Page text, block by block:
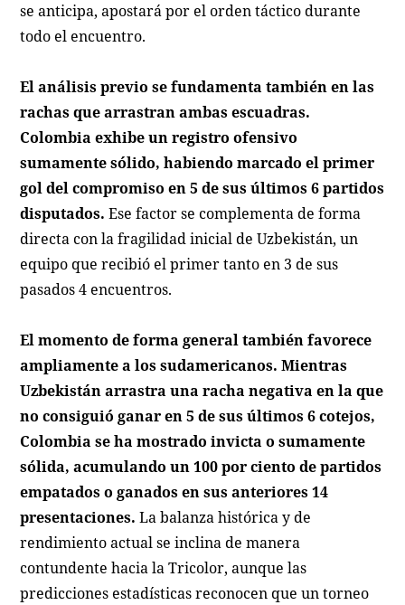
se anticipa, apostará por el orden táctico durante
todo el encuentro.
El análisis previo se fundamenta también en las
rachas que arrastran ambas escuadras.
Colombia exhibe un registro ofensivo
sumamente sólido, habiendo marcado el primer
gol del compromiso en 5 de sus últimos 6 partidos
disputados.Ese factor se complementa de forma
directa con la fragilidad inicial de Uzbekistán, un
equipo que recibió el primer tanto en 3 de sus
pasados 4 encuentros.
El momento de forma general también favorece
ampliamente a los sudamericanos. Mientras
Uzbekistán arrastra una racha negativa en la que
no consiguió ganar en 5 de sus últimos 6 cotejos,
Colombia se ha mostrado invicta o sumamente
sólida, acumulando un 100 por ciento de partidos
empatados o ganados en sus anteriores 14
presentaciones. La balanza histórica y de
rendimiento actual se inclina de manera
contundente hacia la Tricolor, aunque las
predicciones estadísticas reconocen que un torneo